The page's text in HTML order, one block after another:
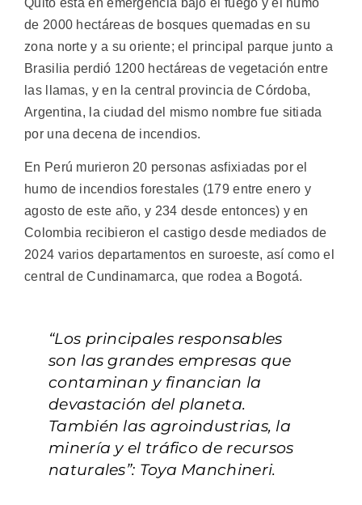
Quito está en emergencia bajo el fuego y el humo
de 2000 hectáreas de bosques quemadas en su
zona norte y a su oriente; el principal parque junto a
Brasilia perdió 1200 hectáreas de vegetación entre
las llamas, y en la central provincia de Córdoba,
Argentina, la ciudad del mismo nombre fue sitiada
por una decena de incendios.
En Perú murieron 20 personas asfixiadas por el
humo de incendios forestales (179 entre enero y
agosto de este año, y 234 desde entonces) y en
Colombia recibieron el castigo desde mediados de
2024 varios departamentos en suroeste, así como el
central de Cundinamarca, que rodea a Bogotá.
“Los principales responsables
son las grandes empresas que
contaminan y financian la
devastación del planeta.
También las agroindustrias, la
minería y el tráfico de recursos
naturales”: Toya Manchineri.